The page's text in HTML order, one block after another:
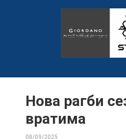
Нова рагби
вратима
08/09/2025